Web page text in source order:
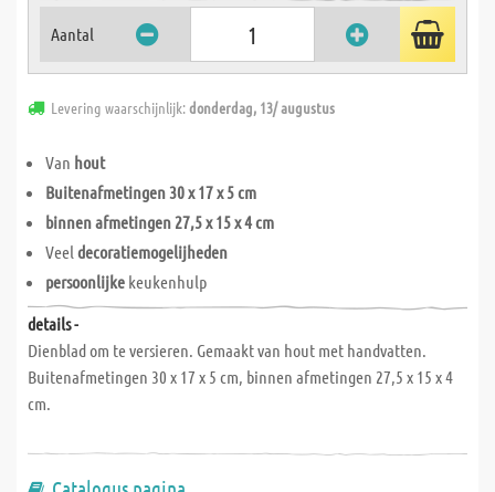
Aantal
Levering waarschijnlijk:donderdag, 13/ augustus
Van hout
Buitenafmetingen 30 x 17 x 5 cm
binnen afmetingen 27,5 x 15 x 4 cm
Veel decoratiemogelijheden
persoonlijke keukenhulp
details -
Dienblad om te versieren. Gemaakt van hout met handvatten.
Buitenafmetingen 30 x 17 x 5 cm, binnen afmetingen 27,5 x 15 x 4
cm.